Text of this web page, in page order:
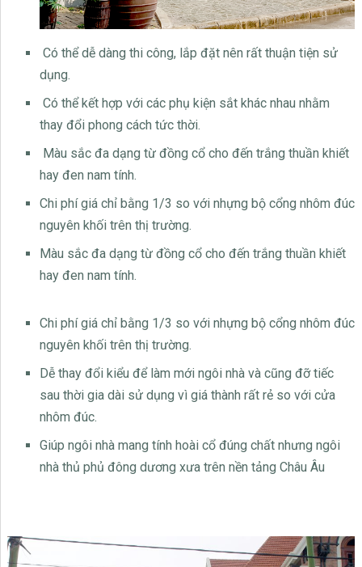
Có thể dễ dàng thi công, lắp đặt nên rất thuận tiện sử
dụng.
Có thể kết hợp với các phụ kiện sắt khác nhau nhằm
thay đổi phong cách tức thời.
Màu sắc đa dạng từ đồng cổ cho đến trắng thuần khiết
hay đen nam tính.
Chi phí giá chỉ bằng 1/3 so với nhựng bộ cổng nhôm đúc
nguyên khối trên thị trường.
Màu sắc đa dạng từ đồng cổ cho đến trắng thuần khiết
hay đen nam tính.
Chi phí giá chỉ bằng 1/3 so với nhựng bộ cổng nhôm đúc
nguyên khối trên thị trường.
Dễ thay đổi kiểu để làm mới ngôi nhà và cũng đỡ tiếc
sau thời gia dài sử dụng vì giá thành rất rẻ so với cửa
nhôm đúc.
Giúp ngôi nhà mang tính hoài cổ đúng chất nhưng ngôi
nhà thủ phủ đông dương xưa trên nền tảng Châu Âu